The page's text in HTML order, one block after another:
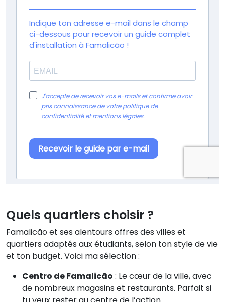
Quels quartiers choisir ?
Famalicão et ses alentours offres des villes et
quartiers adaptés aux étudiants, selon ton style de vie
et ton budget. Voici ma sélection :
Centro de Famalicão : Le cœur de la ville, avec
de nombreux magasins et restaurants. Parfait si